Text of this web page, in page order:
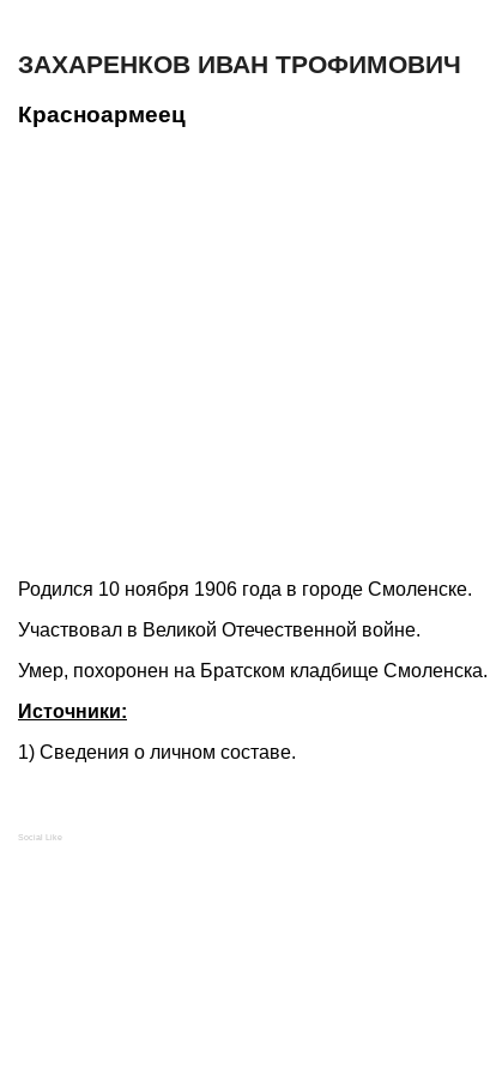
ЗАХАРЕНКОВ ИВАН ТРОФИМОВИЧ
Красноармеец
Родился 10 ноября 1906 года в городе Смоленске.
Участвовал в Великой Отечественной войне.
Умер, похоронен на Братском кладбище Смоленска.
Источники:
1) Сведения о личном составе.
Social Like